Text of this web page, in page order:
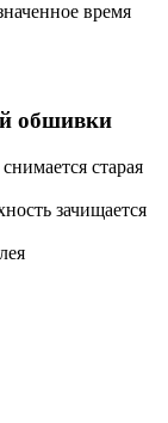
время
обшивки
старая
зачищается